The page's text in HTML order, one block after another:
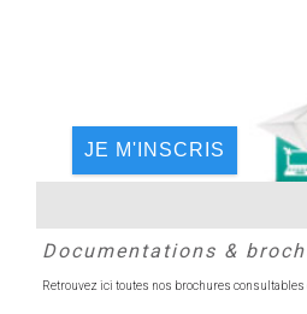
JE M'INSCRIS
Documentations &
Retrouvez ici toutes nos brochures